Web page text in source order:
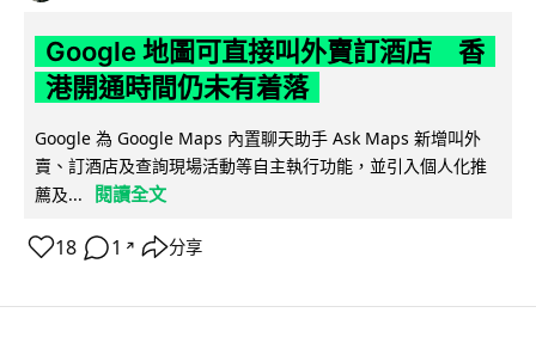
Google 地圖可直接叫外賣訂酒店 香
港開通時間仍未有着落
Google 為 Google Maps 內置聊天助手 Ask Maps 新增叫外
賣、訂酒店及查詢現場活動等自主執行功能，並引入個人化推
薦及...
閱讀全文
18 1 ↗ 分享